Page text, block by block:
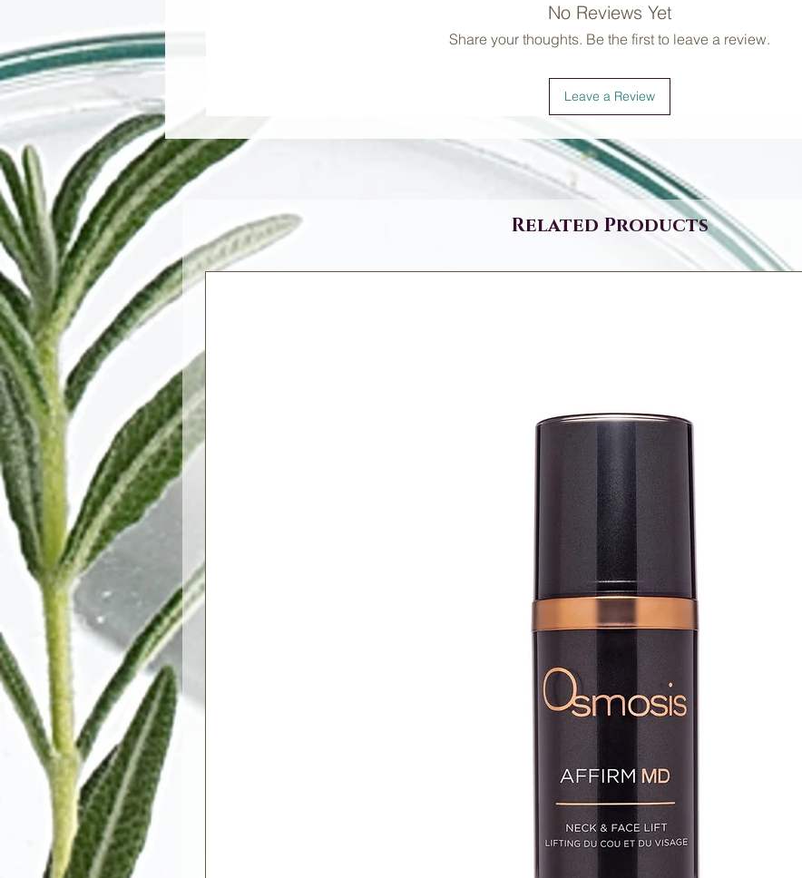
No Reviews Yet
Share your thoughts. Be the first to leave a review.
Leave a Review
Related Products